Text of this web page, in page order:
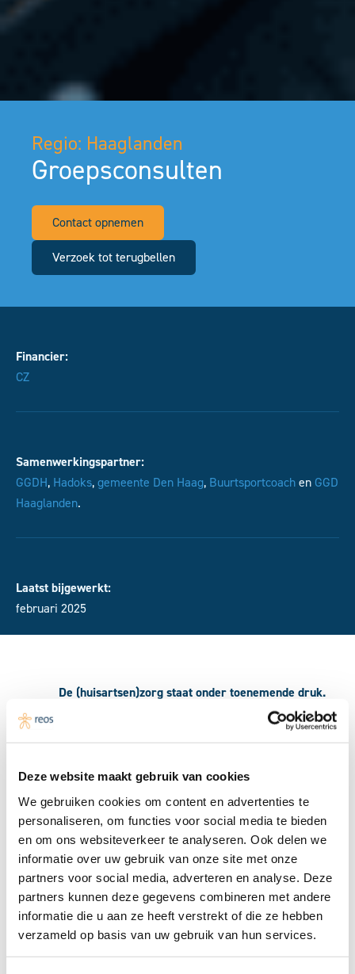
Deze website maakt gebruik van cookies
We gebruiken cookies om content en advertenties te
personaliseren, om functies voor social media te bieden
en om ons websiteverkeer te analyseren. Ook delen we
informatie over uw gebruik van onze site met onze
partners voor social media, adverteren en analyse. Deze
partners kunnen deze gegevens combineren met andere
informatie die u aan ze heeft verstrekt of die ze hebben
verzameld op basis van uw gebruik van hun services.
Regio: Haaglanden
Groepsconsulten
Contact opnemen
Verzoek tot terugbellen
Financier:
CZ
Samenwerkingspartner:
GGDH, Hadoks,gemeente Den Haag, Buurtsportcoachen GGD
Haaglanden.
Laatst bijgewerkt:
februari 2025
De (huisartsen)zorg staat onder toenemende druk.
Dat vraagt om efficiëntere organisatie van de zorg,
meer gericht op preventie. De groepsconsulten
wijken met een lagere Sociaal Economische Positie
(SEP).
We werken volgens een populatiegerichte aanpak
voor patiënten met prediabetes, met focus op
gezondheid in plaats van ziekte. Een van de doelen
is een betere samenwerking tussen het medische en
het sociale domein. Dit leidt ertoe dat we patiënten
kunnen ondersteunen in zowel medische als sociale